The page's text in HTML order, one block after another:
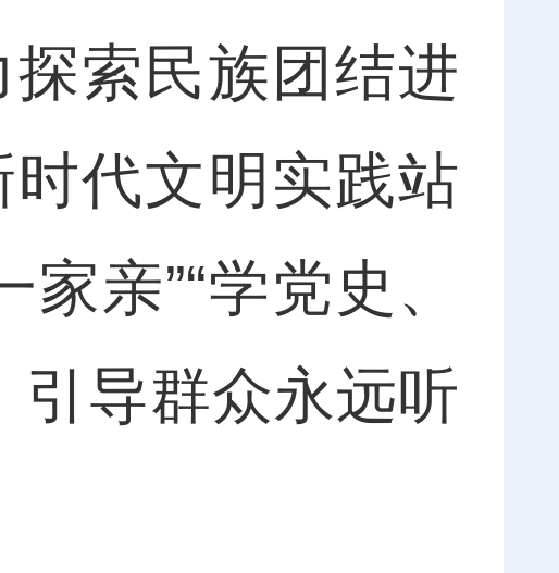
索民族团结进
代文明实践站
亲”“学党史、
引导群众永远听